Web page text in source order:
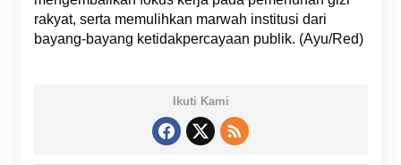
rakyat, serta memulihkan marwah institusi dari
bayang-bayang ketidakpercayaan publik. (Ayu/Red)
Ikuti Kami